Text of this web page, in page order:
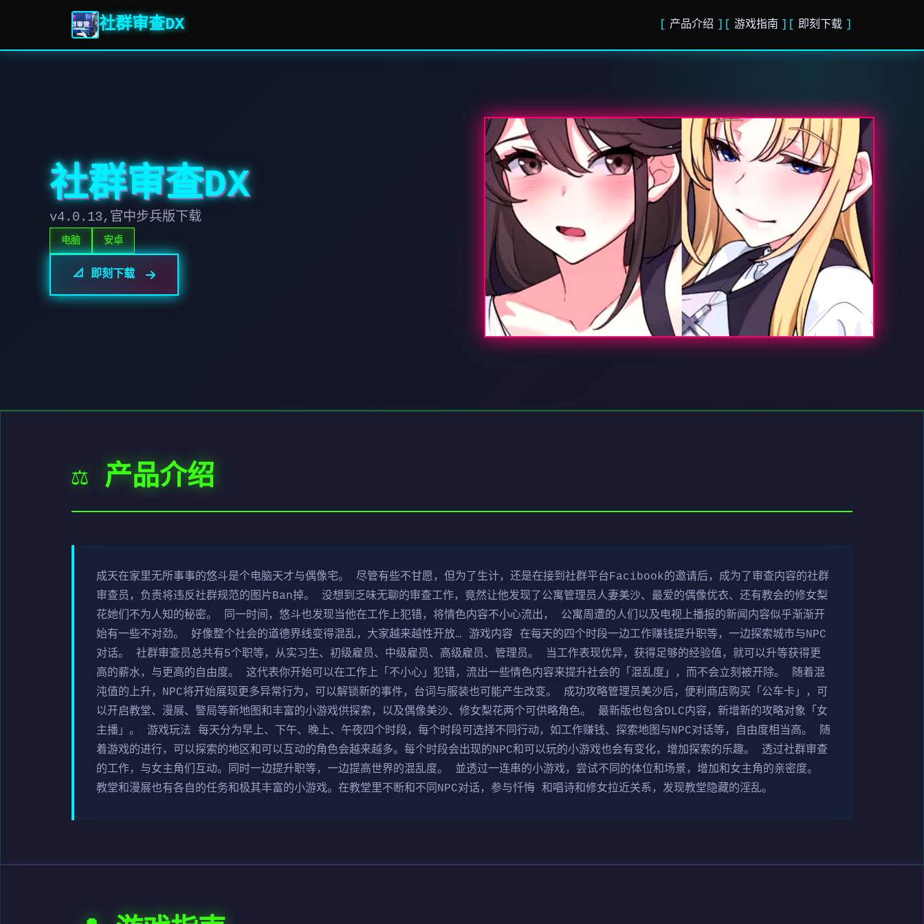
社群审查DX 产品介绍 游戏指南 即刻下载
社群审查DX
v4.0.13,官中步兵版下载
电脑 安卓
📐 即刻下载
⚖️ 产品介绍
成天在家里无所事事的悠斗是个电脑天才与偶像宅。 尽管有些不甘愿，但为了生计，还是在接到社群平台Facibook的邀请后，成为了审查内容的社群
审查员，负责将违反社群规范的图片Ban掉。 没想到乏味无聊的审查工作，竟然让他发现了公寓管理员人妻美沙、最爱的偶像优衣、还有教会的修女梨
花她们不为人知的秘密。 同一时间，悠斗也发现当他在工作上犯错，将情色内容不小心流出， 公寓周遭的人们以及电视上播报的新闻内容似乎渐渐开
始有一些不对劲。 好像整个社会的道德界线变得混乱，大家越来越性开放… 游戏内容 在每天的四个时段一边工作赚钱提升职等，一边探索城市与NPC
对话。 社群审查员总共有5个职等，从实习生、初级雇员、中级雇员、高级雇员、管理员。 当工作表现优异，获得足够的经验值，就可以升等获得更
高的薪水，与更高的自由度。 这代表你开始可以在工作上「不小心」犯错，流出一些情色内容来提升社会的「混乱度」，而不会立刻被开除。 随着混
沌值的上升，NPC将开始展现更多异常行为，可以解锁新的事件，台词与服装也可能产生改变。 成功攻略管理员美沙后，便利商店购买「公车卡」，可
以开启教堂、漫展、警局等新地图和丰富的小游戏供探索，以及偶像美沙、修女梨花两个可供略角色。 最新版也包含DLC内容，新增新的攻略对象「女
主播」。 游戏玩法 每天分为早上、下午、晚上、午夜四个时段，每个时段可选择不同行动，如工作赚钱、探索地图与NPC对话等，自由度相当高。 随
着游戏的进行，可以探索的地区和可以互动的角色会越来越多。每个时段会出现的NPC和可以玩的小游戏也会有变化，增加探索的乐趣。 透过社群审查
的工作，与女主角们互动。同时一边提升职等，一边提高世界的混乱度。 並透过一连串的小游戏，尝试不同的体位和场景，增加和女主角的亲密度。
教堂和漫展也有各自的任务和极其丰富的小游戏。在教堂里不断和不同NPC对话，参与忏悔 和唱诗和修女拉近关系，发现教堂隐藏的淫乱。